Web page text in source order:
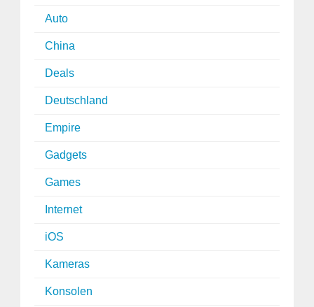
Auto
China
Deals
Deutschland
Empire
Gadgets
Games
Internet
iOS
Kameras
Konsolen